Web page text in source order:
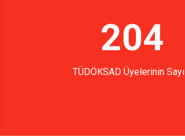
204
TÜDÖKSAD Üyelerinin